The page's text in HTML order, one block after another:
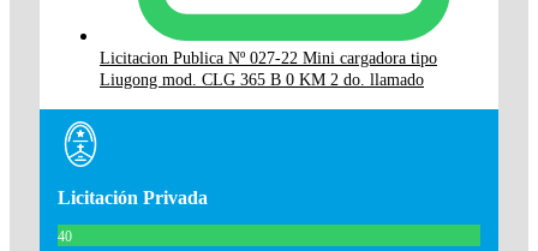
Licitacion Publica Nº 027-22 Mini cargadora tipo
Liugong mod. CLG 365 B 0 KM 2 do. llamado
Licitación Privada
40